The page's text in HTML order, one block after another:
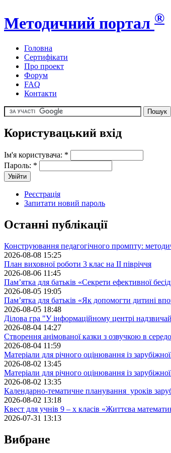
Методичний портал ®
Головна
Сертифікати
Про проект
Форум
FAQ
Контакти
Користувацький вхід
Ім'я користувача: *
Пароль: *
Реєстрація
Запитати новий пароль
Останні публікації
Конструювання педагогічного промпту:
2026-08-08 15:25
План виховної роботи 3 клас на II півріччя
2026-08-06 11:45
Пам’ятка для батьків «Секрети ефективної
2026-08-05 19:05
Пам’ятка для батьків «Як допомогти дитині
2026-08-05 18:48
Ділова гра "У інформаційному центрі
2026-08-04 14:27
Створення анімованої казки з озвучкою в
2026-08-04 11:59
Матеріали для річного оцінювання із
2026-08-02 13:45
Матеріали для річного оцінювання із
2026-08-02 13:35
Календарно-тематичне планування уроків
2026-08-02 13:18
Квест для учнів 9 – х класів «Життєва
2026-07-31 13:13
Вибране